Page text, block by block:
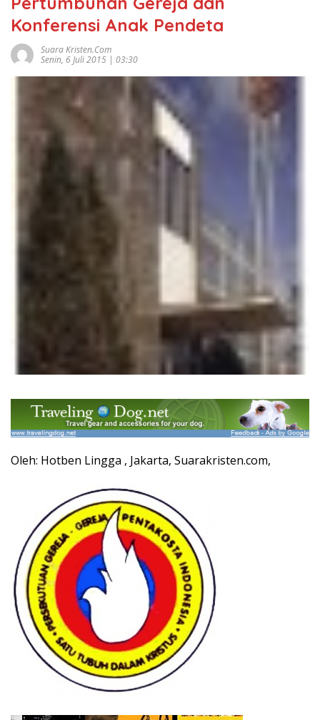
Konferensi Anak Pendeta
Suara Kristen.com
Senin, 6 Juli 2015 | 03:30
Oleh: Hotben Lingga , Jakarta, Suarakristen.com,